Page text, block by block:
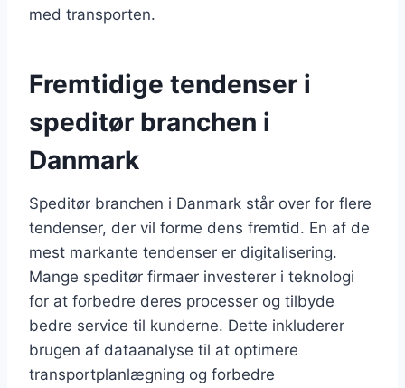
med transporten.
Fremtidige tendenser i
speditør branchen i
Danmark
Speditør branchen i Danmark står over for flere
tendenser, der vil forme dens fremtid. En af de
mest markante tendenser er digitalisering.
Mange speditør firmaer investerer i teknologi
for at forbedre deres processer og tilbyde
bedre service til kunderne. Dette inkluderer
brugen af dataanalyse til at optimere
transportplanlægning og forbedre